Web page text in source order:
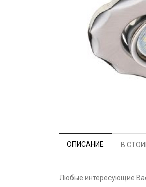
ОПИСАНИЕ В
Любые интересующие